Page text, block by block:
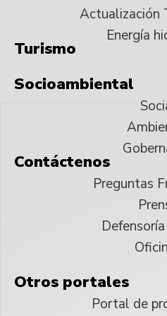
Actualización
Energía
Turismo
Socioambiental
Contáctenos
Preguntas
Otros portales
Portal de